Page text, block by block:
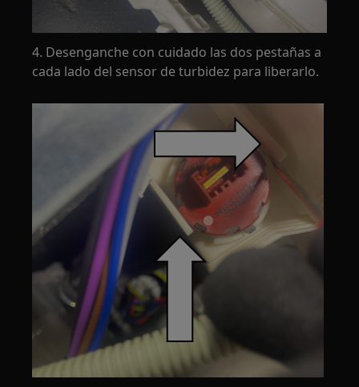
4. Desenganche con cuidado las dos pestañas a
cada lado del sensor de turbidez para liberarlo.